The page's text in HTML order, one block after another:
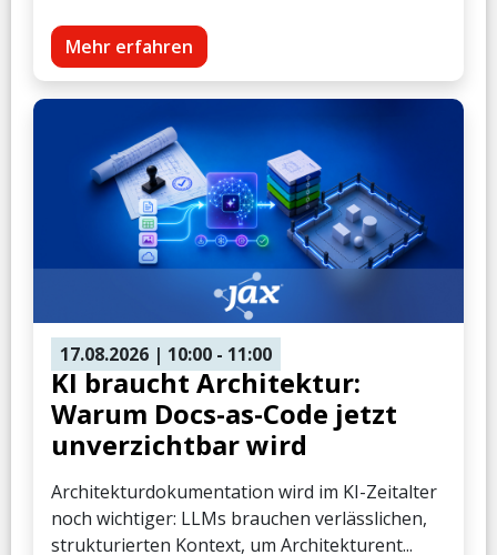
Mehr erfahren
17.08.2026 | 10:00 - 11:00
KI braucht Architektur:
Warum Docs-as-Code jetzt
unverzichtbar wird
Architekturdokumentation wird im KI-Zeitalter
noch wichtiger: LLMs brauchen verlässlichen,
strukturierten Kontext, um Architekturent...